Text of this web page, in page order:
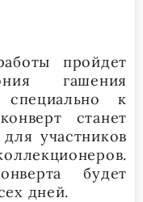
пройдет
гашения
специально к
станет
участников
будет
дней.